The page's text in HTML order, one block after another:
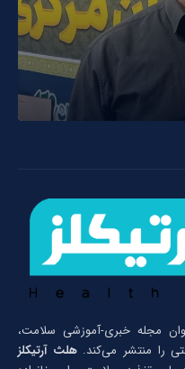
به عنوان مجله خبری-آموزشی سلامت،
را منتشر می‌کند.هلث آرتیکلز